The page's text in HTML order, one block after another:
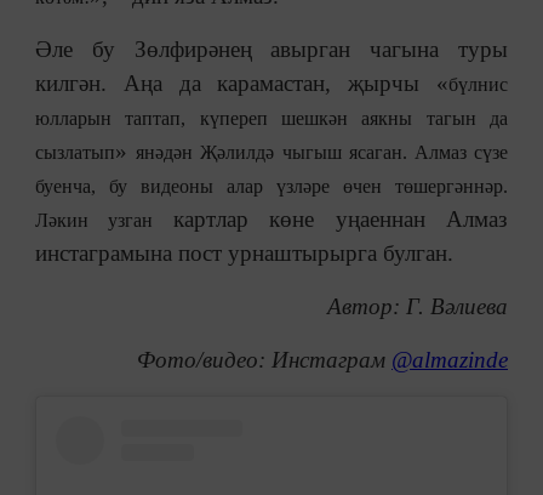
Әле бу Зөлфирәнең авырган чагына туры
килгән. Аңа да карамастан, җырчы «бүлнис
юлларын таптап, күпереп шешкән аякны тагын да
сызлатып» янәдән Җәлилдә чыгыш ясаган. Алмаз сүзе
буенча, бу видеоны алар үзләре өчен төшергәннәр.
Ләкин узган картлар көне уңаеннан Алмаз
инстаграмына пост урнаштырырга булган.
Автор: Г. Вәлиева
Фото/видео: Инстаграм @almazinde